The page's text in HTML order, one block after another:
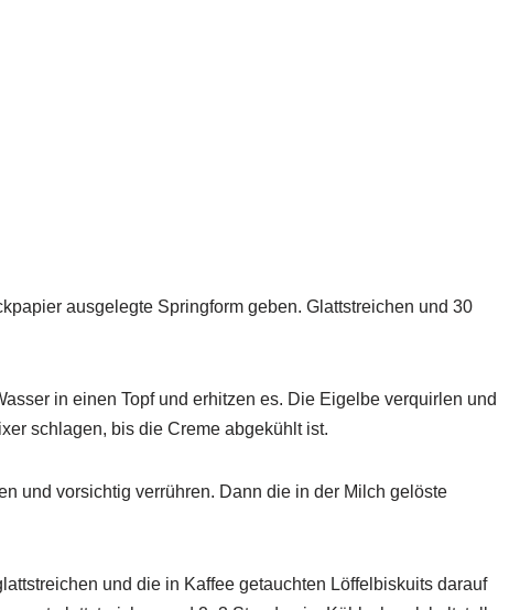
ausgelegte Springform geben. Glattstreichen und 30
in einen Topf und erhitzen es. Die Eigelbe verquirlen und
schlagen, bis die Creme abgekühlt ist.
und vorsichtig verrühren. Dann die in der Milch gelöste
und die in Kaffee getauchten Löffelbiskuits darauf